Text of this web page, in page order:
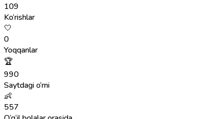
109
Ko‘rishlar
🤍
0
Yoqqanlar
🏆
990
Saytdagi o‘rni
👶
557